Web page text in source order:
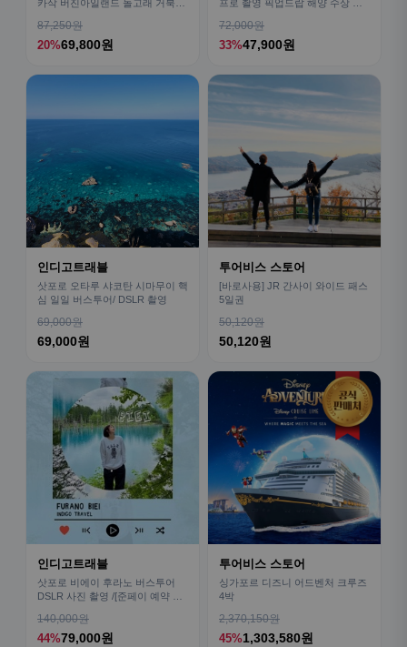
카삭 버진아일랜드 돌고래 거북이
87,250원
20%69,800원
프로 촬영 픽업드랍 해양 수상 액
72,000원
33%47,900원
인디고트래블
삿포로 오타루 샤코탄 시마무이 핵
심 일일 버스투어/ DSLR 촬영
69,000원
69,000원
투어비스 스토어
[바로사용] JR 간사이 와이드 패스
5일권
50,120원
50,120원
인디고트래블
삿포로 비에이 후라노 버스투어
DSLR 사진 촬영 /[준페이 예약 식
140,000원
44%79,000원
투어비스 스토어
싱가포르 디즈니 어드벤처 크루즈
4박
2,370,150원
45%1,303,580원